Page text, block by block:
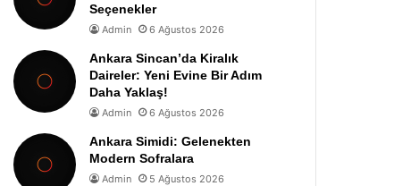
Seçenekler
Admin 6 Ağustos 2026
Ankara Sincan’da Kiralık
Daireler: Yeni Evine Bir Adım
Daha Yaklaş!
Admin 6 Ağustos 2026
Ankara Simidi: Gelenekten
Modern Sofralara
Admin 5 Ağustos 2026